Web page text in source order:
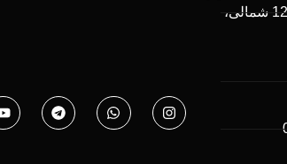
طاووس، بلوک 12 شمالی،